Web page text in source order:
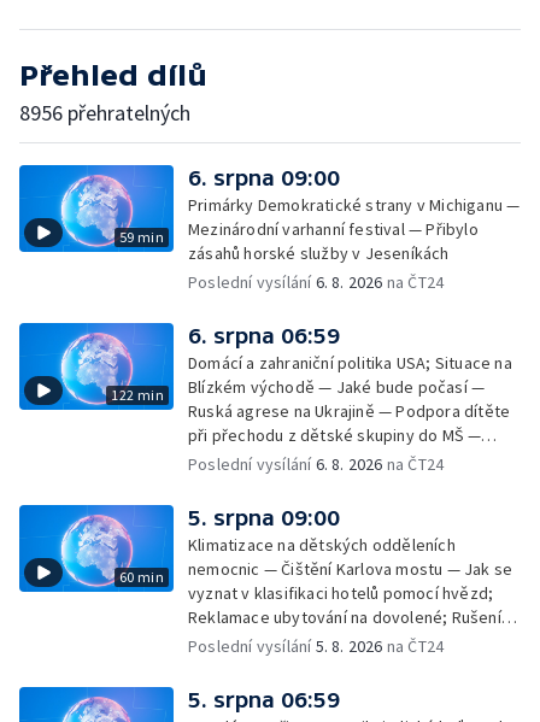
Přehled dílů
8956 přehratelných
59 min
6. srpna 09:00
Primárky Demokratické strany v Michiganu —
Mezinárodní varhanní festival — Přibylo
zásahů horské služby v Jeseníkách
Poslední vysílání6. 8. 2026 na ČT24
122 min
6. srpna 06:59
Domácí a zahraniční politika USA; Situace na
Blízkém východě — Jaké bude počasí —
Ruská agrese na Ukrajině — Podpora dítěte
při přechodu z dětské skupiny do MŠ —
Filmové premiéry týdne — Dvě deci tuše v
rakovinu prsu
Poslední vysílání6. 8. 2026 na ČT24
60 min
5. srpna 09:00
Klimatizace na dětských odděleních
nemocnic — Čištění Karlova mostu — Jak se
vyznat v klasifikaci hotelů pomocí hvězd;
Reklamace ubytování na dovolené; Rušení
dovolené kvůli přírodním živlům; Práva
na dovolené v zahraničí; Platby a výběry na
dovolené v zahraničí — Těžba léčivé rašeliny
Poslední vysílání5. 8. 2026 na ČT24
5. srpna 06:59